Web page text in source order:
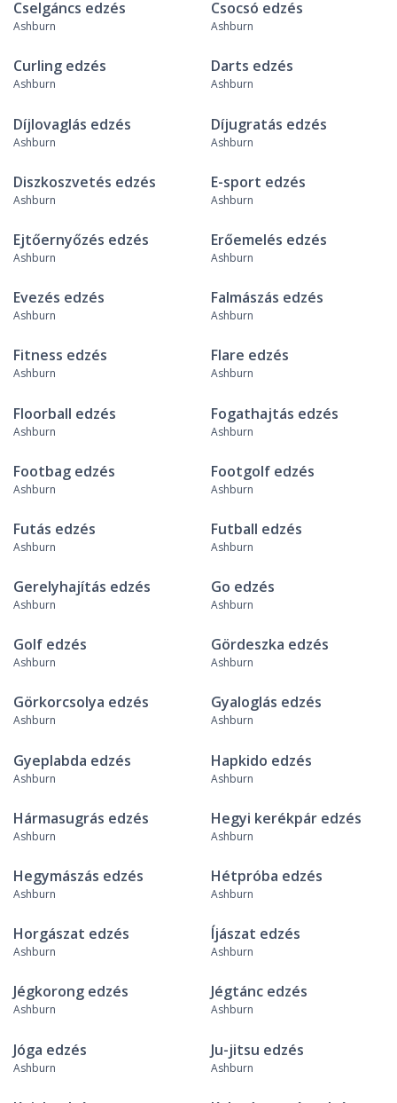
Cselgáncs edzés
Ashburn
Csocsó edzés
Ashburn
Curling edzés
Ashburn
Darts edzés
Ashburn
Díjlovaglás edzés
Ashburn
Díjugratás edzés
Ashburn
Diszkoszvetés edzés
Ashburn
E-sport edzés
Ashburn
Ejtőernyőzés edzés
Ashburn
Erőemelés edzés
Ashburn
Evezés edzés
Ashburn
Falmászás edzés
Ashburn
Fitness edzés
Ashburn
Flare edzés
Ashburn
Floorball edzés
Ashburn
Fogathajtás edzés
Ashburn
Footbag edzés
Ashburn
Footgolf edzés
Ashburn
Futás edzés
Ashburn
Futball edzés
Ashburn
Gerelyhajítás edzés
Ashburn
Go edzés
Ashburn
Golf edzés
Ashburn
Gördeszka edzés
Ashburn
Görkorcsolya edzés
Ashburn
Gyaloglás edzés
Ashburn
Gyeplabda edzés
Ashburn
Hapkido edzés
Ashburn
Hármasugrás edzés
Ashburn
Hegyi kerékpár edzés
Ashburn
Hegymászás edzés
Ashburn
Hétpróba edzés
Ashburn
Horgászat edzés
Ashburn
Íjászat edzés
Ashburn
Jégkorong edzés
Ashburn
Jégtánc edzés
Ashburn
Jóga edzés
Ashburn
Ju-jitsu edzés
Ashburn